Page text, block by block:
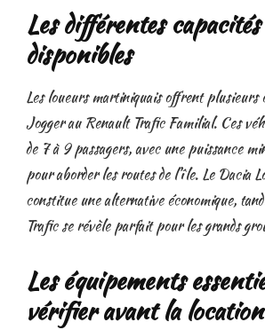
Les différentes
disponibles
Les loueurs martiniquais offrent plusieurs
Jogger au Renault Trafic Familial. Ces
de 7 à 9 passagers, avec une puissance
pour aborder les routes de l’île. Le Dacia
constitue une alternative économique,
Trafic se révèle parfait pour les grands
Les équipements
vérifier avant la location